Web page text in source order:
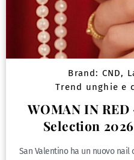
Brand: CND,
Trend unghie e
WOMAN IN
Selection
San Valentino ha un nuovo